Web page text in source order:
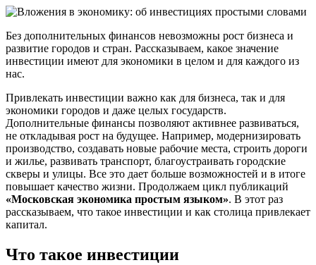
Без дополнительных финансов невозможны рост бизнеса и
развитие городов и стран. Рассказываем, какое значение
инвестиции имеют для экономики в целом и для каждого из
нас.
Привлекать инвестиции важно как для бизнеса, так и для
экономики городов и даже целых государств.
Дополнительные финансы позволяют активнее развиваться,
не откладывая рост на будущее. Например, модернизировать
производство, создавать новые рабочие места, строить дороги
и жилье, развивать транспорт, благоустраивать городские
скверы и улицы. Все это дает больше возможностей и в итоге
повышает качество жизни. Продолжаем цикл публикаций
«Московская экономика простым языком». В этот раз
рассказываем, что такое инвестиции и как столица привлекает
капитал.
Что такое инвестиции